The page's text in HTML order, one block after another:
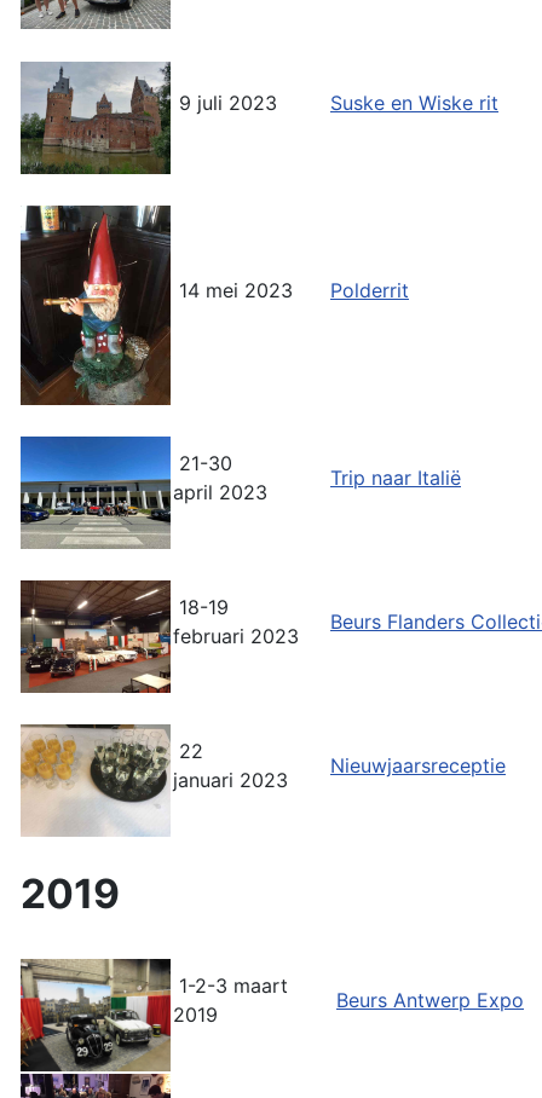
9 juli 2023 Suske en Wiske rit
14 mei 2023 Polderrit
21-30
april 2023
Trip naar Italië
18-19
februari 2023
Beurs Flanders
22
januari 2023
Nieuwjaarsreceptie
2019
1-2-3 maart
2019
Beurs Antwerp Expo